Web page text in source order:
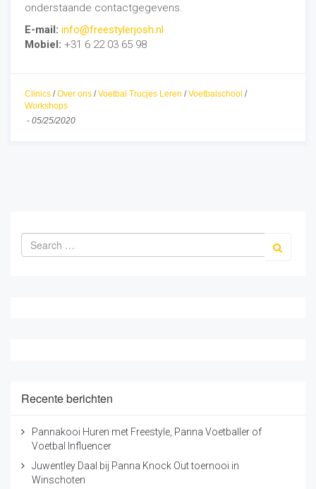
onderstaande contactgegevens.
E-mail: info@freestylerjosh.nl
Mobiel: +31 6 22 03 65 98
Clinics /Over ons /Voetbal Trucjes Leren /Voetbalschool /
Workshops
- 05/25/2020
Recente berichten
Pannakooi Huren met Freestyle, Panna Voetballer of
Voetbal Influencer
Juwentley Daal bij Panna Knock Out toernooi in
Winschoten